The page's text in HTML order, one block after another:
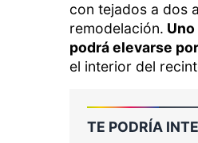
con tejados a dos
remodelación.
podrá elevarse
el interior del
TE PODRÍA